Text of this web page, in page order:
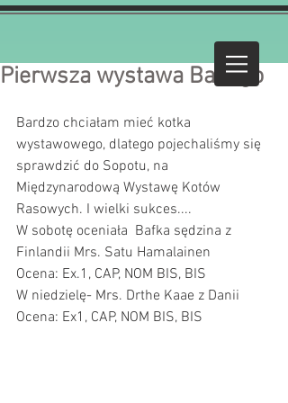
Pierwsza wystawa Bafiego
Bardzo chciałam mieć kotka
wystawowego, dlatego pojechaliśmy się
sprawdzić do Sopotu, na
Międzynarodową Wystawę Kotów
Rasowych. I wielki sukces....
W sobotę oceniała  Bafka sędzina z
Finlandii Mrs. Satu Hamalainen
Ocena: Ex.1, CAP, NOM BIS, BIS
W niedzielę- Mrs. Drthe Kaae z Danii
Ocena: Ex1, CAP, NOM BIS, BIS